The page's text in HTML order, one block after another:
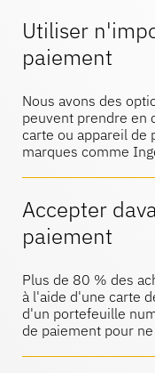
Contrôle d'accès
Point de vente
Bricolage et
Hypermarché et
Santé et beauté
SerruresLIVE
MagStand
Zips
Sécurité des
Accrochage de la
marchandises
Carrières à InVue
Partenaires
Partenariats
Blog
Guides
Spécifications
Utiliser
paiement
Nous avons des
peuvent prendre en
carte ou appareil de
marques comme
Accepter
paiement
Plus de 80 % des
à l'aide d'une carte
d'un portefeuille
de paiement pour